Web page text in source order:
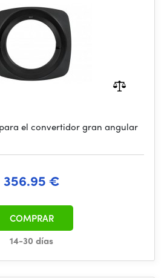
el convertidor gran angular
356.95 €
14-30 días
COMPRAR